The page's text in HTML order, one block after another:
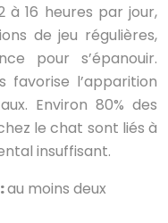
à 16 heures par jour,
de jeu régulières,
pour s’épanouir.
favorise l’apparition
Environ 80% des
le chat sont liés à
insuffisant.
au moins deux